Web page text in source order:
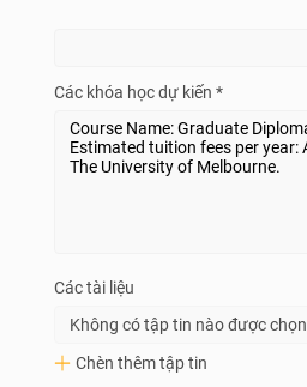
Các khóa học dự kiến *
Các tài liệu
Không có tập tin nào được chọn
Chèn thêm tập tin